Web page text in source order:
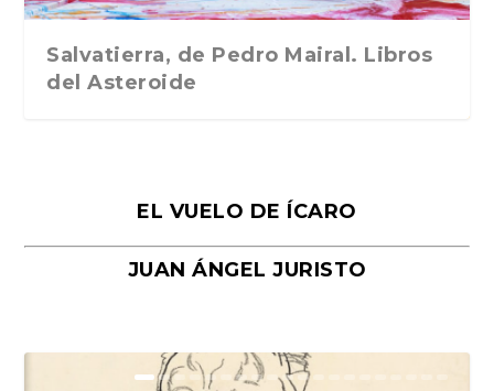
Salvatierra, de Pedro Mairal. Libros
del Asteroide
EL VUELO DE ÍCARO
JUAN ÁNGEL JURISTO